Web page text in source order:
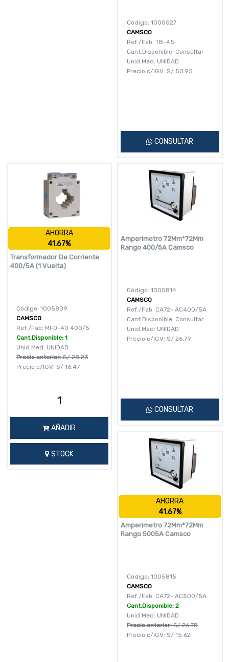
Código: 1000527
CAMSCO
Ref./Fab: TB-45
Cant.Disponible: Consultar
Unid.Med: UNIDAD
Precio c/IGV: S/ 50.95
CONSULTAR
AHORRA
41.67%
Transformador De Corriente
400/5A (1 Vuelta)
Código: 1005809
CAMSCO
Ref./Fab: MFO-40 400/5
Cant.Disponible: 1
Unid.Med: UNIDAD
Precio anterior:S/ 28.23
Precio c/IGV: S/ 16.47
AÑADIR
STOCK
Amperimetro 72Mm*72Mm
Rango 400/5A Camsco
Código: 1005814
CAMSCO
Ref./Fab: CA72- AC400/5A
Cant.Disponible: Consultar
Unid.Med: UNIDAD
Precio c/IGV: S/ 26.79
CONSULTAR
AHORRA
41.67%
Amperimetro 72Mm*72Mm
Rango 5005A Camsco
Código: 1005815
CAMSCO
Ref./Fab: CA72- AC500/5A
Cant.Disponible: 2
Unid.Med: UNIDAD
Precio anterior:S/ 26.78
Precio c/IGV: S/ 15.62